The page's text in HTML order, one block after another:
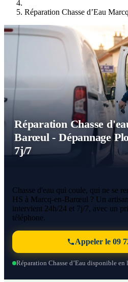
Réparation Chasse d’Eau
Réparation Chasse
Barœul - Dépannage
7j/7
Chasse d'eau qui coule, qui ne se
HS à Marcq-en-Barœul ? Un
intervient 24h/24 et 7j/7, avec un
téléphone.
Appeler le 09
Réparation Chasse d’Eau disponible en